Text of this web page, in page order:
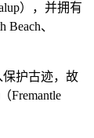
），并拥有
、
护古迹，故
Fremantle